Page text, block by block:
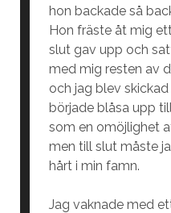
hon backade så
Hon fräste åt mig
slut gav upp och
med mig resten av
och jag blev
började blåsa upp
som en omöjlighet
men till slut måste
hårt i min famn.
Jag vaknade med